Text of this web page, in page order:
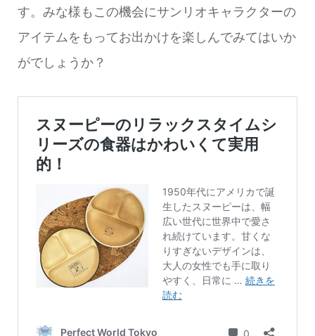
す。みな様もこの機会にサンリオキャラクターの
アイテムをもってお出かけを楽しんでみてはいか
がでしょうか？